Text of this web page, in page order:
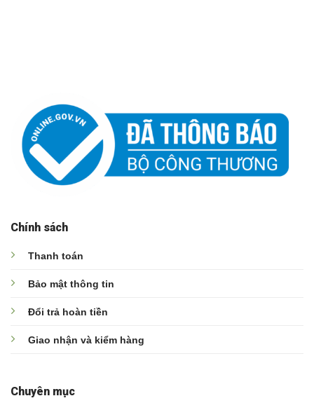
Chính sách
Thanh toán
Bảo mật thông tin
Đổi trả hoàn tiền
Giao nhận và kiểm hàng
Chuyên mục